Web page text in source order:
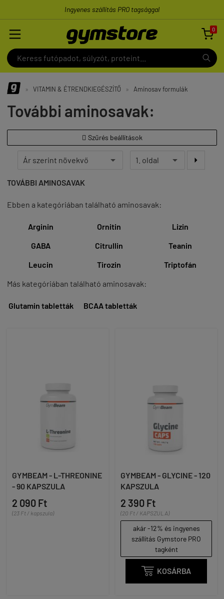
Ingyenes szállítás PRO tagsággal
0

» VITAMIN & ÉTRENDKIEGÉSZÍTŐ » Aminosav formulák
További aminosavak:
 Szűrés beállítások

TOVÁBBI AMINOSAVAK
Ebben a kategóriában található aminosavak:
Arginin Ornitin
Lizin
GABA
Citrullin
Teanin
Leucin
Tirozin
Triptofán
Más kategóriában található aminosavak:
Glutamin tabletták BCAA tabletták
GYMBEAM - L-THREONINE
- 90 KAPSZULA
2 090 Ft
(23 Ft / kapszula)
GYMBEAM - GLYCINE - 120
KAPSZULA
2 390 Ft
(20 Ft / KAPSZULA)
akár -12% és ingyenes
szállítás Gymstore PRO
tagként
 KOSÁRBA